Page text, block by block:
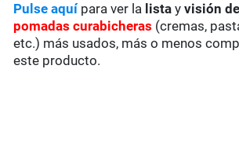
Pulse aquí para ver la lista yvisión
pomadas curabicheras (cremas,
etc.) más usados, más o menos
este producto.